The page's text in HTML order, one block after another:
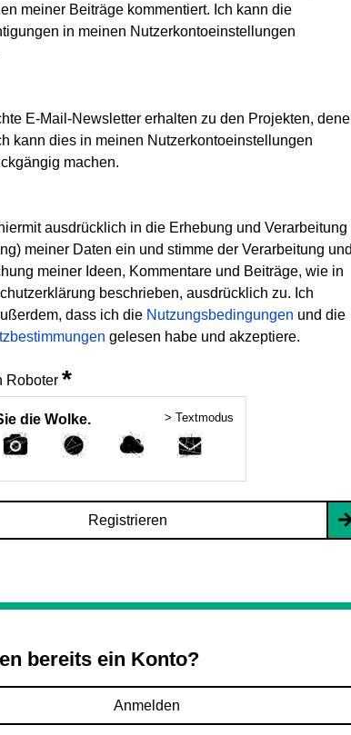
meiner Beiträge kommentiert. Ich kann die
in meinen Nutzerkontoeinstellungen
E-Mail-Newsletter erhalten zu den Projekten,
kann dies in meinen Nutzerkontoeinstellungen
machen.
ausdrücklich in die Erhebung und Verarbeitung
meiner Daten ein und stimme der Verarbeitung und
meiner Ideen, Kommentare und Beiträge, wie in
beschrieben, ausdrücklich zu. Ich
dass ich die Nutzungsbedingungen und die
gelesen habe und akzeptiere.
Roboter *
die Wolke. > Textmodus
Registrieren
bereits ein Konto?
Anmelden